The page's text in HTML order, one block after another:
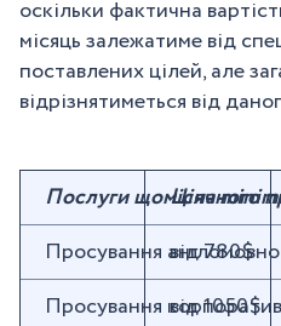
оскільки фактична
місяць залежатиме від
поставлених цілей, але
відрізнятиметься від
Послуги щомісячного
Ціна
Просування від 780$
Просування від 1050$